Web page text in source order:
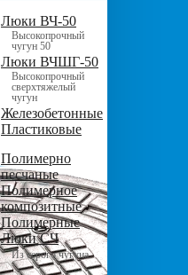
Люки ВЧ-50
Высокопрочный
чугун 50
Люки ВЧШГ-50
Высокопрочный
сверхтяжелый
чугун
Железобетонные
Пластиковые
Полимерно
песчаные
Полимерное
композитные
Полимерные
Люки СЧ
Из серого чугуна